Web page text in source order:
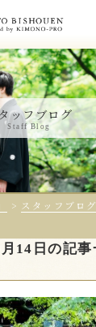
ッフブログ
Staff Blog
> スタッフブログ
14日の記事